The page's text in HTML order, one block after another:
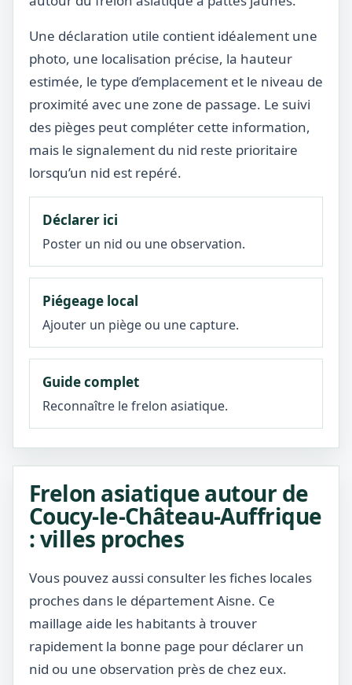
Une déclaration utile contient idéalement une
photo, une localisation précise, la hauteur
estimée, le type d’emplacement et le niveau de
proximité avec une zone de passage. Le suivi
des pièges peut compléter cette information,
mais le signalement du nid reste prioritaire
lorsqu’un nid est repéré.
Déclarer ici
Poster un nid ou une observation.
Piégeage local
Ajouter un piège ou une capture.
Guide complet
Reconnaître le frelon asiatique.
Frelon asiatique autour de
Coucy-le-Château-Auffrique
: villes proches
Vous pouvez aussi consulter les fiches locales
proches dans le département Aisne. Ce
maillage aide les habitants à trouver
rapidement la bonne page pour déclarer un
nid ou une observation près de chez eux.